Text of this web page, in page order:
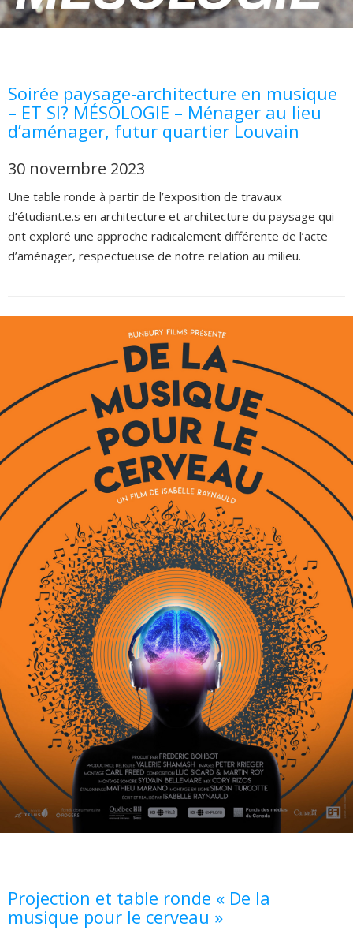
Soirée paysage-architecture en musique
– ET SI? MÉSOLOGIE – Ménager au lieu
d’aménager, futur quartier Louvain
30 novembre 2023
Une table ronde à partir de l’exposition de travaux
d’étudiant.e.s en architecture et architecture du paysage qui
ont exploré une approche radicalement différente de l’acte
d’aménager, respectueuse de notre relation au milieu.
Projection et table ronde « De la
musique pour le cerveau »